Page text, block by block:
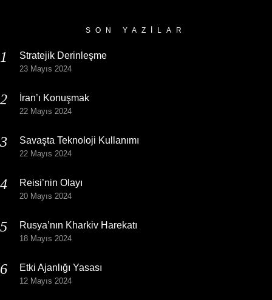
SON YAZILAR
Stratejik Derinleşme
23 Mayıs 2024
İran’ı Konuşmak
22 Mayıs 2024
Savaşta Teknoloji Kullanımı
22 Mayıs 2024
Reisi’nin Olayı
20 Mayıs 2024
Rusya’nın Kharkiv Harekatı
18 Mayıs 2024
Etki Ajanlığı Yasası
12 Mayıs 2024